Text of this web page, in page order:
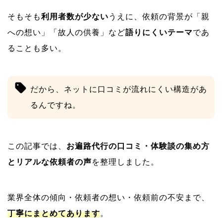
そもそも利用者数が少ない うえに、依頼の背景が「親
への想い」「故人の供養」など語りにくいテーマであ
ることも多い。
だから、ネットに口コミが流れにくい構造があ
るんですね。
この記事では、 お遍路代行の口コミ・体験談の集め方
とリアルな依頼者の声を整理しました。
業界全体の傾向・依頼者の想い・依頼前の不安まで、
丁寧にまとめてあります。